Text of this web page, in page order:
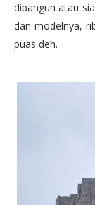
dibangun atau
dan modelnya,
puas deh.